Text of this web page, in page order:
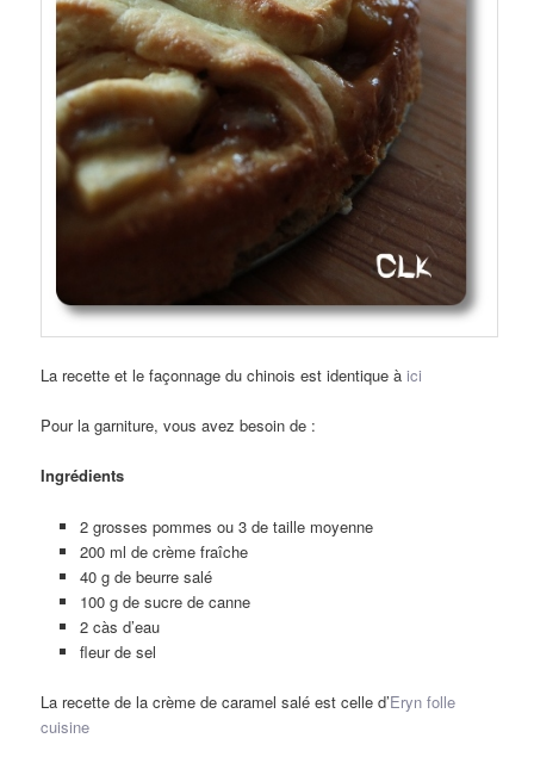
La recette et le façonnage du chinois est identique àici
Pour la garniture, vous avez besoin de :
Ingrédients
2 grosses pommes ou 3 de taille moyenne
200 ml de crème fraîche
40 g de beurre salé
100 g de sucre de canne
2 càs d’eau
fleur de sel
La recette de la crème de caramel salé est celle d’Eryn folle
cuisine